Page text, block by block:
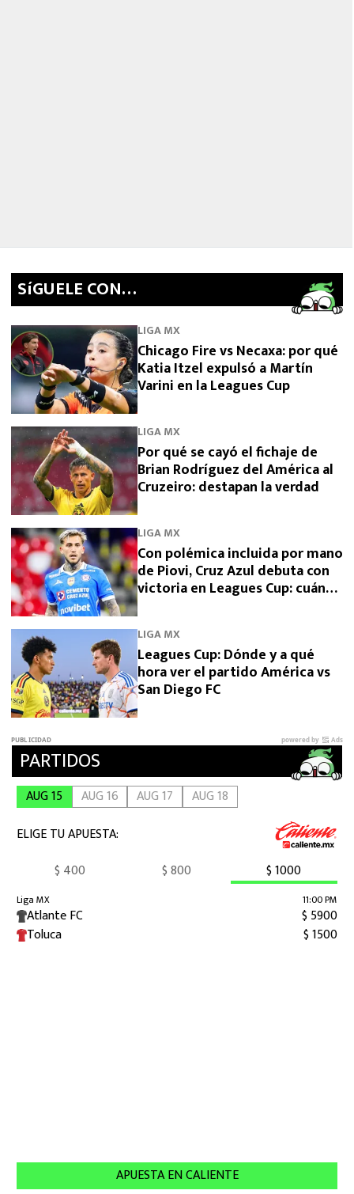
SíGUELE CON…
LIGA MX
Chicago Fire vs Necaxa: por qué
Katia Itzel expulsó a Martín
Varini en la Leagues Cup
LIGA MX
Por qué se cayó el fichaje de
Brian Rodríguez del América al
Cruzeiro: destapan la verdad
LIGA MX
Con polémica incluida por mano
de Piovi, Cruz Azul debuta con
victoria en Leagues Cup: cuándo
LIGA MX
Leagues Cup: Dónde y a qué
hora ver el partido América vs
San Diego FC